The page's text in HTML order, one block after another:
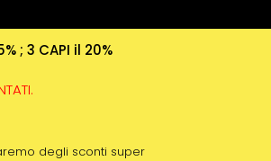
; 3 CAPI il 20%
degli sconti super